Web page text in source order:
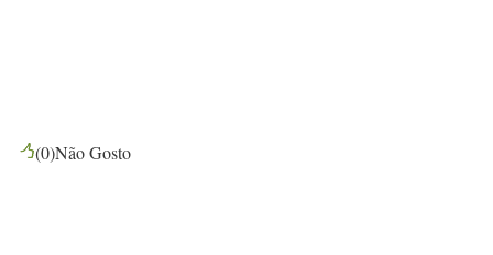
(0)Não Gosto